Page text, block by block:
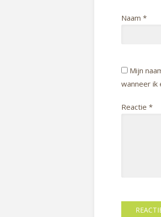
Naam *
Mijn
wanneer ik
Reactie *